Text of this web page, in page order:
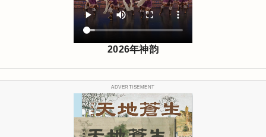
2026年神韵
ADVERTISEMENT